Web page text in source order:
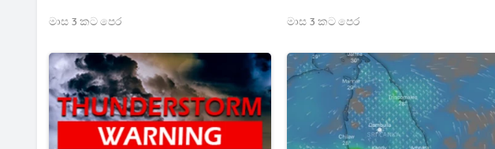
මාස 3 කට පෙර මාස 3 කට පෙර